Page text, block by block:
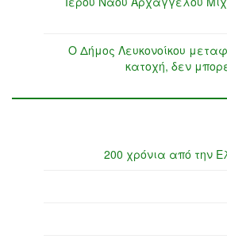
Ο Δήμος Λευκονοίκου
κατοχή, δεν
200 χρόνια από την